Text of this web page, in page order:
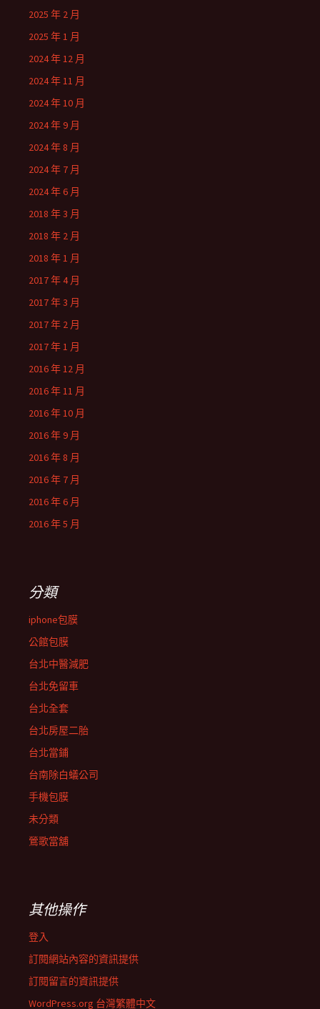
2025 年 2 月
2025 年 1 月
2024 年 12 月
2024 年 11 月
2024 年 10 月
2024 年 9 月
2024 年 8 月
2024 年 7 月
2024 年 6 月
2018 年 3 月
2018 年 2 月
2018 年 1 月
2017 年 4 月
2017 年 3 月
2017 年 2 月
2017 年 1 月
2016 年 12 月
2016 年 11 月
2016 年 10 月
2016 年 9 月
2016 年 8 月
2016 年 7 月
2016 年 6 月
2016 年 5 月
分類
iphone包膜
公館包膜
台北中醫減肥
台北免留車
台北全套
台北房屋二胎
台北當鋪
台南除白蟻公司
手機包膜
未分類
鶯歌當舖
其他操作
登入
訂閱網站內容的資訊提供
訂閱留言的資訊提供
WordPress.org 台灣繁體中文